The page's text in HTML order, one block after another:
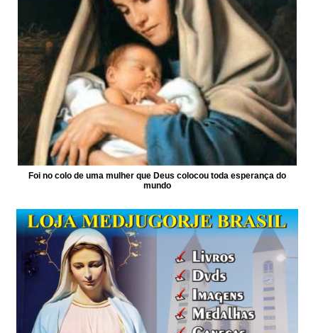
Foi no colo de uma mulher que Deus colocou toda esperança do
mundo